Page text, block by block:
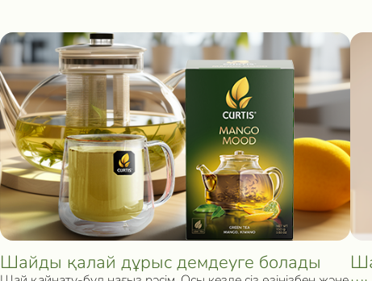
Шайды қалай дұрыс демдеуге болады